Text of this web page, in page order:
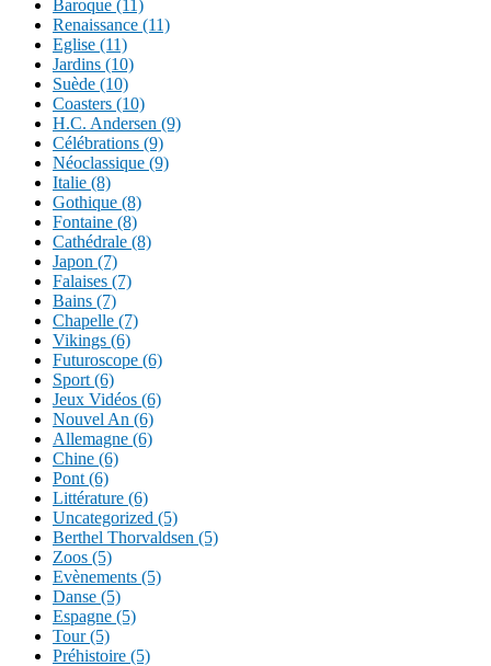
Baroque (11)
Renaissance (11)
Eglise (11)
Jardins (10)
Suède (10)
Coasters (10)
H.C. Andersen (9)
Célébrations (9)
Néoclassique (9)
Italie (8)
Gothique (8)
Fontaine (8)
Cathédrale (8)
Japon (7)
Falaises (7)
Bains (7)
Chapelle (7)
Vikings (6)
Futuroscope (6)
Sport (6)
Jeux Vidéos (6)
Nouvel An (6)
Allemagne (6)
Chine (6)
Pont (6)
Littérature (6)
Uncategorized (5)
Berthel Thorvaldsen (5)
Zoos (5)
Evènements (5)
Danse (5)
Espagne (5)
Tour (5)
Préhistoire (5)